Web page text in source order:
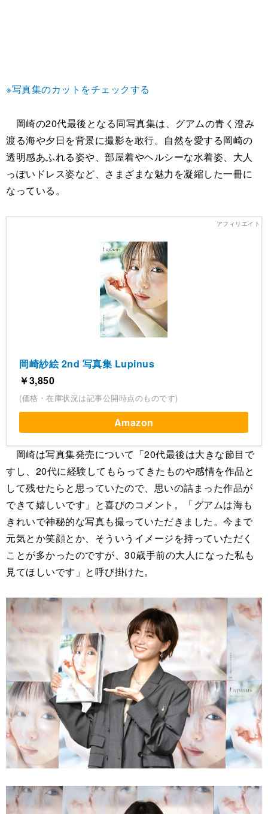
※写真集のカットをチェックする
岡崎の20代最後となる同写真集は、グアムの青く澄み
渡る海や夕日を背景に撮影を敢行。自然を愛する岡崎の
透明感あふれる姿や、部屋着やヘルシーな水着姿、大人
っぽいドレス姿など、さまざまな魅力を凝縮した一冊に
なっている。
岡崎紗絵 2nd 写真集 Lupinus
￥3,850
(価格・在庫状況は記事公開時点のものです)
Amazon
岡崎は写真集発売について「20代最後は大きな節目で
すし、20代に経験してもらってきたものや感情を作品と
して残せたらと思っていたので、思いの詰まった作品が
できて嬉しいです」と喜びのコメント。「グアムは海も
きれいで神秘的な写真も撮っていただきました。今まで
元気とか笑顔とか、そういうイメージを持っていただく
ことが多かったのですが、30歳手前の大人になった私も
見てほしいです」と呼び掛けた。